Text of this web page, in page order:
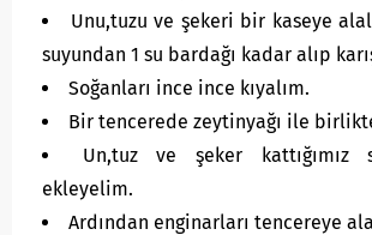
Unu,tuzu ve şekeri bir kaseye
suyundan 1 su bardağı kadar alıp
Soğanları ince ince kıyalım.
Bir tencerede zeytinyağı ile
Un,tuz ve şeker kattığımız
ekleyelim.
Ardından enginarları tencereye